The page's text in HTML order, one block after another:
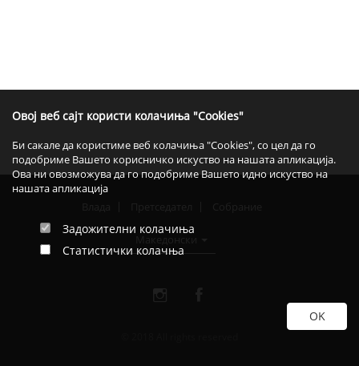
Овој веб сајт користи колачиња "Cookies"
Би сакале да користиме веб колачиња "Cookies", со цел да го
подобриме Вашето корисничко искуство на нашата апликација.
Ова ни овозможува да го подобриме Вашето идно искуство на
нашата апликација
Задожителни колачиња
Статистички колачња